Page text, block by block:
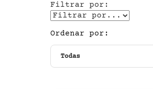
Filtrar por:
Ordenar por: